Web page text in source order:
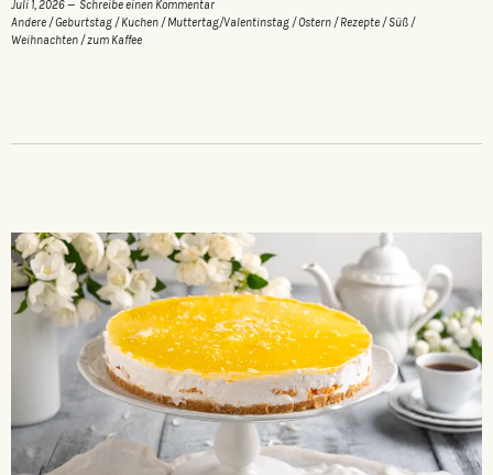
Juli 1, 2026
Schreibe einen Kommentar
Andere /Geburtstag /Kuchen /Muttertag/Valentinstag /Ostern /Rezepte /Süß /
Weihnachten /zum Kaffee